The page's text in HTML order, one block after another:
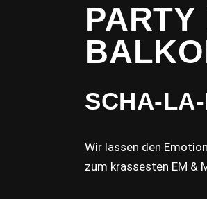
SCHA-
Wir lassen den
zum krassesten EM &